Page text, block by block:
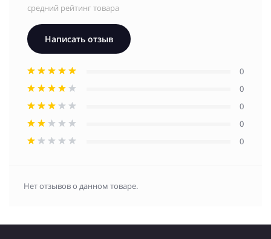
средний рейтинг товара
Написать отзыв
0
0
0
0
0
Нет отзывов о данном товаре.